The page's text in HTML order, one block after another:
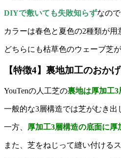
DIYで敷いても失敗知らずなの
カラーは春色と夏色の2種類が用
どちらにも枯草色のウェーブ芝
【特徴4】裏地加工のおか
YouTenの人工芝の裏地は厚加工3
一般的な3層構造では芝がむき出
一方、 厚加工3層構造の底面に
また、芝をねじって縫い付ける